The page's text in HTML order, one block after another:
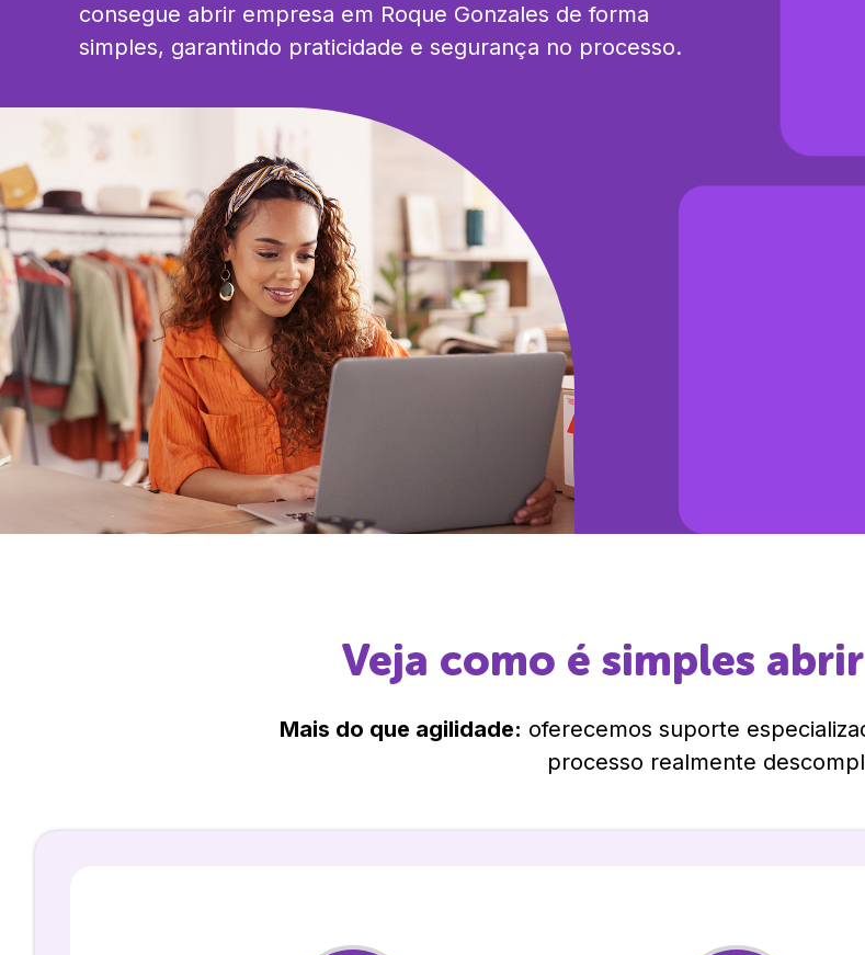
consegue abrir empresa em Roque Gonzales de forma
simples, garantindo praticidade e segurança no processo.
Veja como é simples
Mais do que agilidade: oferecemos suporte
processo realmente